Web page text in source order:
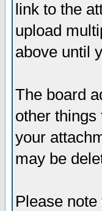
link to the
upload
above until
The board
other things
your
may be
Please